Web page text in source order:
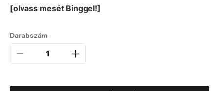
[olvass mesét Binggel!]
Darabszám